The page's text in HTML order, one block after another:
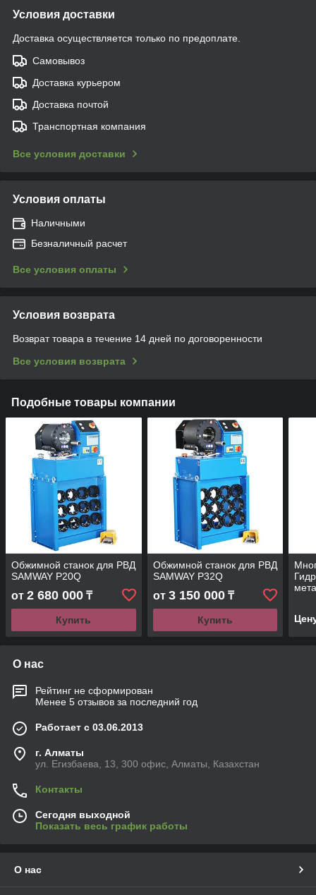
Условия доставки
Доставка осуществляется только по предоплате.
Самовывоз
Доставка курьером
Доставка почтой
Транспортная компания
Все условия доставки
Условия оплаты
Наличными
Безналичный расчет
Все условия оплаты
Условия возврата
Возврат товара в течение 14 дней по договоренности
Все условия возврата
Подобные товары компании
Обжимной станок для РВД
SAMWAY P20Q
от 2 680 000 ₸
Купить
Обжимной станок для РВД
SAMWAY P32Q
от 3 150 000₸
Купить
О нас
Рейтинг не сформирован
Менее 5 отзывов за последний год
Работает с 03.06.2013
г. Алматы
ул. Егизбаева, 13, 300 офис, Алматы, Казахстан
Контакты
Сегодня выходной
Показать весь график работы
О нас